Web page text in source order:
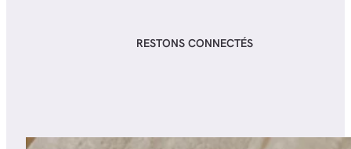
RESTONS CONNECTÉS